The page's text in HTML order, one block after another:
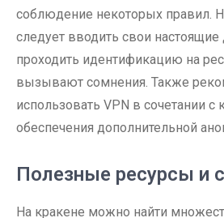
соблюдение некоторых правил.
следует вводить свои
проходить идентификацию на
вызывают сомнения. Также
использовать VPN в сочетании с
обеспечения дополнительной
Полезные ресурсы и
На кракене можно найти